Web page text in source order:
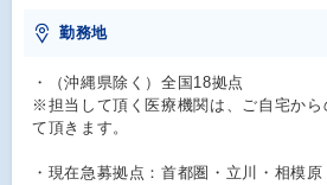
勤務地
・（沖縄県除く）全国18拠点
※担当して頂く医療機関は、ご自宅から
て頂きます。
・現在急募拠点：首都圏・立川・相模原